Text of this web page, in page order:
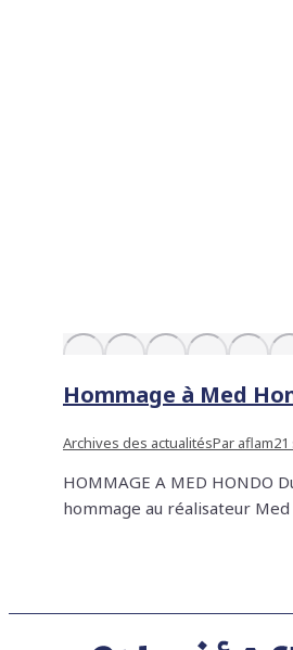
Hommage à Med
Archives des actualitésPar aflam
HOMMAGE A MED
hommage au réalisateur